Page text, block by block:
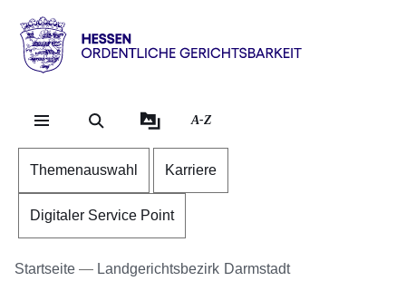
Direkt zum Kopf der
Direkt zum Inhalt
Direkt zum Fuß der
Hessen
Ordentliche
Gerichtsbarkeit
A-Z
Themenauswahl Karriere
Digitaler Service Point
Startseite
Landgerichtsbezirk Darmstadt